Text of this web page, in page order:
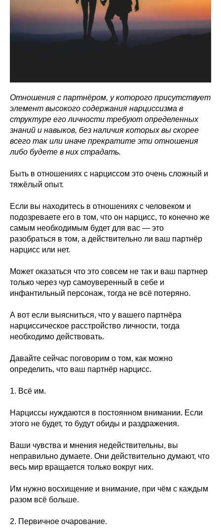
Отношения с партнёром, у которого присутствует
элемент высокого содержания нарциссизма в
структуре его личности требуют определенных
знаний и навыков, без наличия которых вы скорее
всего так или иначе прекратите эти отношения
либо будете в них страдать.
Быть в отношениях с нарциссом это очень сложный и
тяжёлый опыт.
Если вы находитесь в отношениях с человеком и
подозреваете его в том, что он нарцисс, то конечно же
самым необходимым будет для вас — это
разобраться в том, а действительно ли ваш партнёр
нарцисс или нет.
Может оказаться что это совсем не так и ваш партнер
только через чур самоуверенный в себе и
инфантильный персонаж, тогда не всё потеряно.
А вот если выясниться, что у вашего партнёра
нарциссическое расстройство личности, тогда
необходимо действовать.
Давайте сейчас поговорим о том, как можно
определить, что ваш партнёр нарцисс.
1. Всё им.
Нарциссы нуждаются в постоянном внимании. Если
этого не будет, то будут обиды и раздражения.
Ваши чувства и мнения недействительны, вы
неправильно думаете. Они действительно думают, что
весь мир вращается только вокруг них.
Им нужно восхищение и внимание, при чём с каждым
разом всё больше.
2. Первичное очарование.